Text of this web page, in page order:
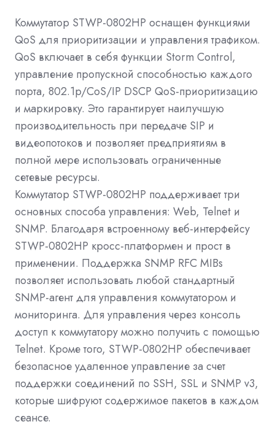
Коммутатор STWP-0802HP оснащен функциями
QoS для приоритизации и управления трафиком.
QoS включает в себя функции Storm Control,
управление пропускной способностью каждого
порта, 802.1p/CoS/IP DSCP QoS-приоритизацию
и маркировку. Это гарантирует наилучшую
производительность при передаче SIP и
видеопотоков и позволяет предприятиям в
полной мере использовать ограниченные
сетевые ресурсы.
Коммутатор STWP-0802HP поддерживает три
основных способа управления: Web, Telnet и
SNMP. Благодаря встроенному веб-интерфейсу
STWP-0802HP кросс-платформен и прост в
применении. Поддержка SNMP RFC MIBs
позволяет использовать любой стандартный
SNMP-агент для управления коммутатором и
мониторинга. Для управления через консоль
доступ к коммутатору можно получить с помощью
Telnet. Кроме того, STWP-0802HP обеспечивает
безопасное удаленное управление за счет
поддержки соединений по SSH, SSL и SNMP v3,
которые шифруют содержимое пакетов в каждом
сеансе.